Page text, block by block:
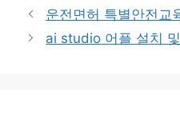
Post
navigation
운전면허 특별안전교
ai studio 어플 설치